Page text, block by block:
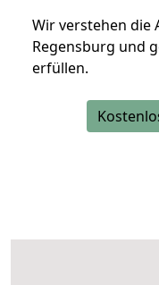
Wir verstehen die
Regensburg und
erfüllen.